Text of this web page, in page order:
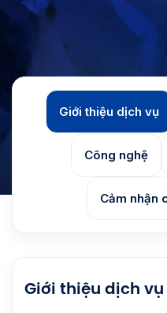
Giới thiệu dịch vụ
Công nghệ
Cảm nhận
Giới thiệu dịch vụ